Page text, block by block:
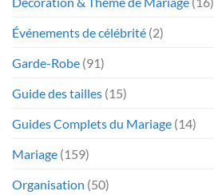
Événements de célébrité (2)
Garde-Robe (91)
Guide des tailles (15)
Guides Complets du Mariage (14)
Mariage (159)
Organisation (50)